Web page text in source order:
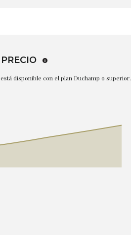
disponible con el plan Duchamp o superior.